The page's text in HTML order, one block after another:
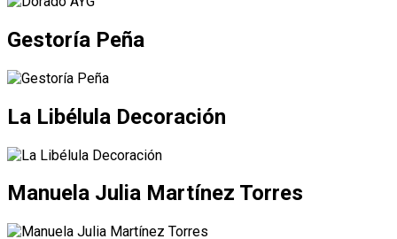
Gestoría Peña
La Libélula Decoración
Manuela Julia Martínez Torres